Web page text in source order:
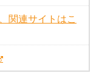
関連サイトはこ